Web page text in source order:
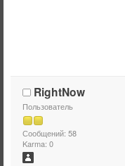
RightNow
Пользователь
Сообщений: 58
Karma: 0